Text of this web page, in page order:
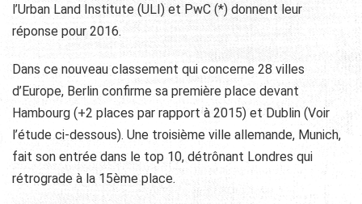
l’Urban Land Institute (ULI) et PwC (*) donnent leur
réponse pour 2016.
Dans ce nouveau classement qui concerne 28 villes
d’Europe, Berlin confirme sa première place devant
Hambourg (+2 places par rapport à 2015) et Dublin (Voir
l’étude ci-dessous). Une troisième ville allemande, Munich,
fait son entrée dans le top 10, détrônant Londres qui
rétrograde à la 15ème place.